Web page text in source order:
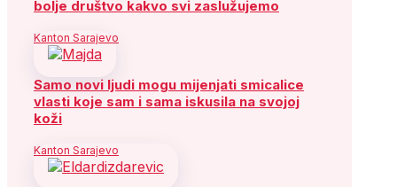
bolje društvo kakvo svi zaslužujemo
Kanton Sarajevo
Samo novi ljudi mogu mijenjati smicalice
vlasti koje sam i sama iskusila na svojoj
koži
Kanton Sarajevo